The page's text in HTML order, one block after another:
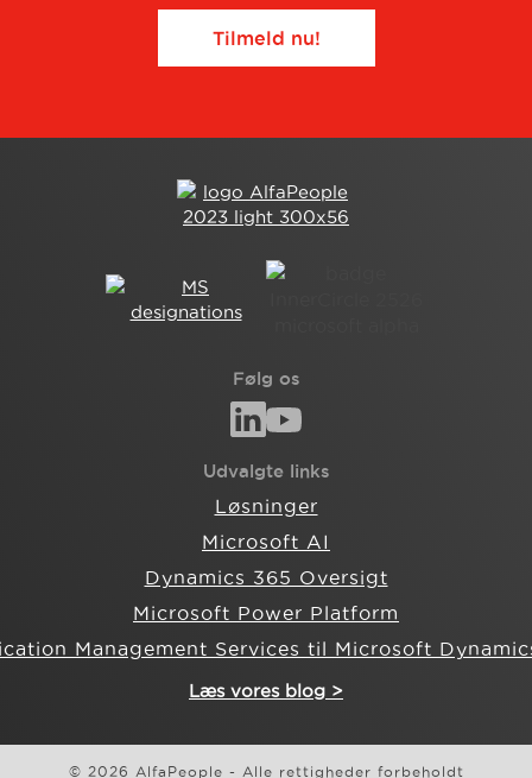
Tilmeld nu!​
Følg os
Udvalgte links
Løsninger
Microsoft AI
Dynamics 365 Oversigt
Microsoft Power Platform
Management Services til Microsoft
Læs vores blog >
© 2026 AlfaPeople - Alle rettigheder forbeholdt